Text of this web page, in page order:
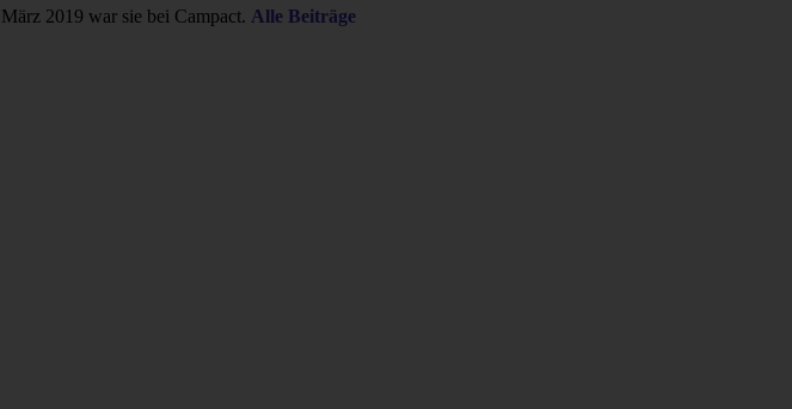
2019 war sie bei Campact. Alle Beiträge